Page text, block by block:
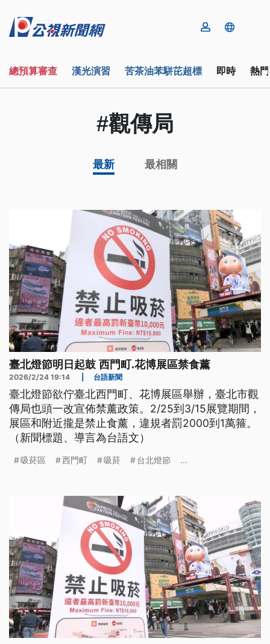
總預算審查 漢光演習 苦茶油苯駢芘超標 即時 熱
#觀傳局
最新 最相關
臺北燈節明日起鼓 西門町.花博展區禁食薰
2026/2/24 19:14 台語新聞
臺北燈節欲佇臺北西門町、花博展區舉辦，臺北市觀
傳局也頭一改宣佈禁薰政策。2/25到3/15展覽期間，
展區和附近攏是禁止食薰，違規者罰2000到1萬箍。
（新聞標題、導言為台語文）
吸菸區 西門町 吸菸 台北燈節 ...